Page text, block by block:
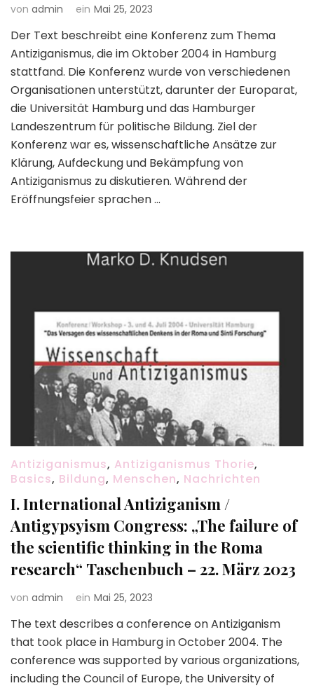
von admin ein Mai 25, 2023
Der Text beschreibt eine Konferenz zum Thema
Antiziganismus, die im Oktober 2004 in Hamburg
stattfand. Die Konferenz wurde von verschiedenen
Organisationen unterstützt, darunter der Europarat,
die Universität Hamburg und das Hamburger
Landeszentrum für politische Bildung. Ziel der
Konferenz war es, wissenschaftliche Ansätze zur
Klärung, Aufdeckung und Bekämpfung von
Antiziganismus zu diskutieren. Während der
Eröffnungsfeier sprachen …
Antiziganismus, Antiziganismus Thorie,
Basics, Bildung, Menschen, Nachrichten
I. International Antiziganism /
Antigypsyism Congress: „The failure of
the scientific thinking in the Roma
research“ Taschenbuch – 22. März 2023
von admin ein Mai 25, 2023
The text describes a conference on Antiziganism
that took place in Hamburg in October 2004. The
conference was supported by various organizations,
including the Council of Europe, the University of